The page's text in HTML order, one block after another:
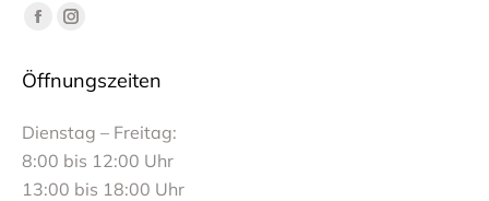
Finden Sie uns auf:
Facebook
opens
new
window
Instagram
opens
new
window
Öffnungszeiten
Dienstag – Freitag:
8:00 bis 12:00 Uhr
13:00 bis 18:00 Uhr